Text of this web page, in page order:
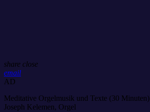
share close
email
AD
Meditative Orgelmusik und Texte (30 Minuten)
Joseph Kelemen, Orgel